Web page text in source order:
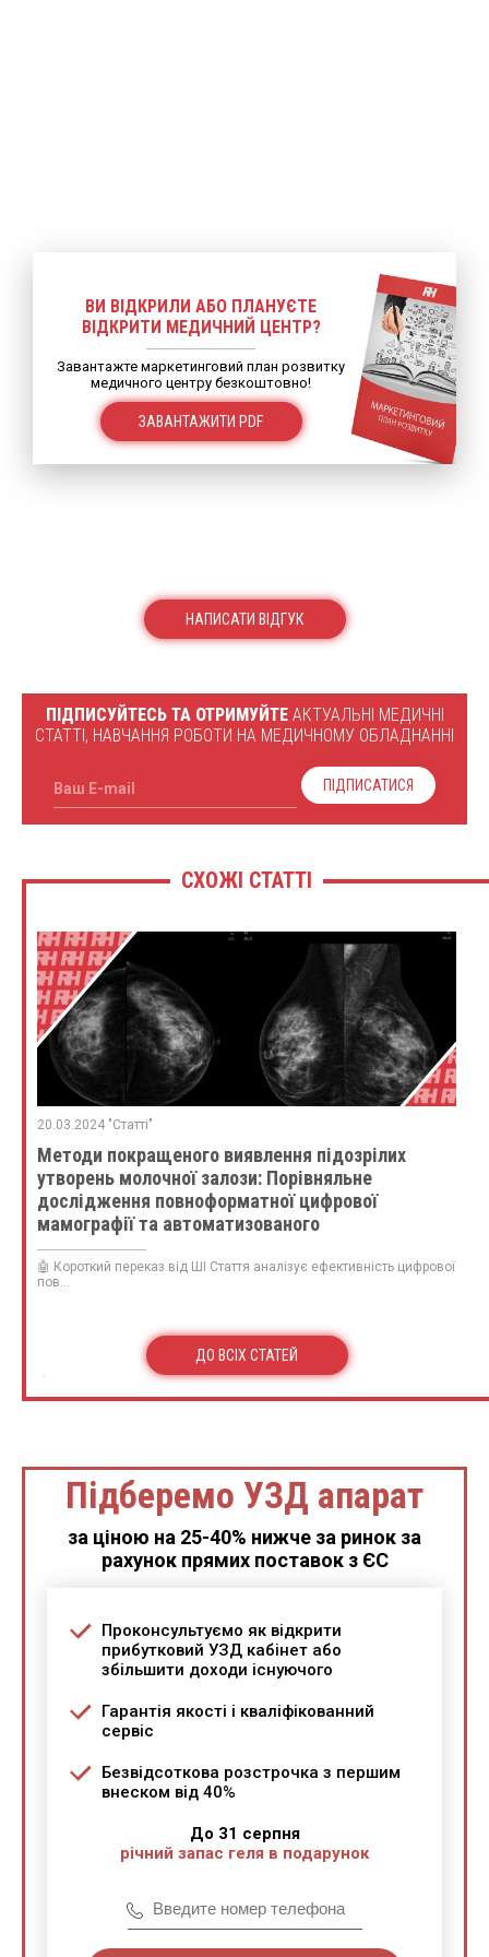
ВИ ВІДКРИЛИ АБО ПЛАНУЄТЕ
ВІДКРИТИ МЕДИЧНИЙ ЦЕНТР?
Завантажте маркетинговий план розвитку
медичного центру безкоштовно!
ЗАВАНТАЖИТИ PDF
НАПИСАТИ ВІДГУК
ПІДПИСУЙТЕСЬ ТА ОТРИМУЙТЕАКТУАЛЬНІ МЕДИЧНІ
СТАТТІ, НАВЧАННЯ РОБОТИ НА МЕДИЧНОМУ ОБЛАДНАННІ
Ваш E-mail ПІДПИСАТИСЯ
СХОЖІ СТАТТІ
20.03.2024 "Статті"
Методи покращеного виявлення підозрілих
утворень молочної залози: Порівняльне
дослідження повноформатної цифрової
мамографії та автоматизованого
ультразвукового дослідження молочної залози у
117 пацієнток з трепан біопсією
🤖 Короткий переказ від ШІ Стаття аналізує ефективність цифрової
пов...
ДО ВСІХ СТАТЕЙ
Підберемо УЗД апарат
за ціною на 25-40% нижче за ринок за
рахунок прямих поставок з ЄС
Проконсультуємо як відкрити
прибутковий УЗД кабінет або
збільшити доходи існуючого
Гарантія якості і кваліфікованний
сервіс
Безвідсоткова розстрочка з першим
внеском від 40%
До 31 серпня
річний запас геля в подарунок